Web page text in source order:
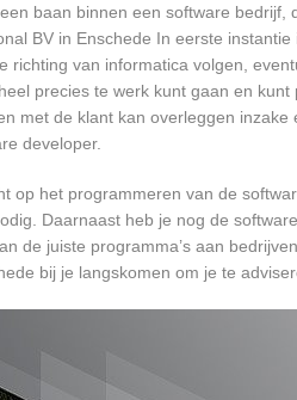
baan binnen een software
BV in Enschede In eerste
richting van informatica volgen,
precies te werk kunt gaan en
met de klant kan overleggen
developer.
op het programmeren van de
Daarnaast heb je nog de
de juiste programma’s aan
bij je langskomen om je te